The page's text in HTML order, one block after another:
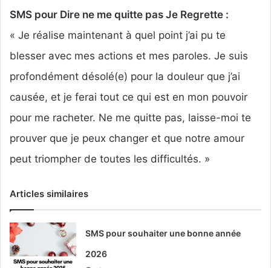
SMS pour Dire ne me quitte pas Je Regrette :
« Je réalise maintenant à quel point j’ai pu te
blesser avec mes actions et mes paroles. Je suis
profondément désolé(e) pour la douleur que j’ai
causée, et je ferai tout ce qui est en mon pouvoir
pour me racheter. Ne me quitte pas, laisse-moi te
prouver que je peux changer et que notre amour
peut triompher de toutes les difficultés. »
Articles similaires
SMS pour souhaiter une bonne année
2026